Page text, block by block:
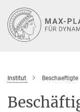
Hauptinhalt
Institut Beschaeftigte